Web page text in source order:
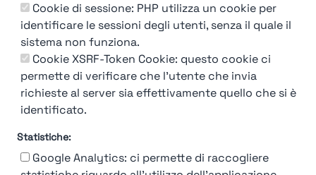
Cookie di sessione: PHP utilizza un cookie per
identificare le sessioni degli utenti, senza il quale il
sistema non funziona.
Cookie XSRF-Token Cookie: questo cookie ci
permette di verificare che l'utente che invia
richieste al server sia effettivamente quello che si è
identificato.
Statistiche:
Google Analytics: ci permette di raccogliere
92%
Air
Verona
Find out more →